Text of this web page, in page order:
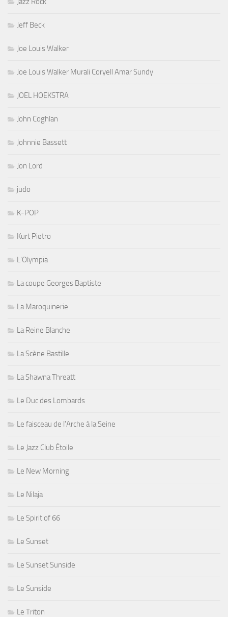
Jeff Beck
Joe Louis Walker
Joe Louis Walker Murali Coryell Amar Sundy
JOEL HOEKSTRA
John Coghlan
Johnnie Bassett
Jon Lord
judo
K-POP
Kurt Pietro
L'Olympia
La coupe Georges Baptiste
La Maroquinerie
La Reine Blanche
La Scène Bastille
La Shawna Threatt
Le Duc des Lombards
Le faisceau de l'Arche à la Seine
Le Jazz Club Étoile
Le New Morning
Le Nilaja
Le Spirit of 66
Le Sunset
Le Sunset Sunside
Le Sunside
Le Triton